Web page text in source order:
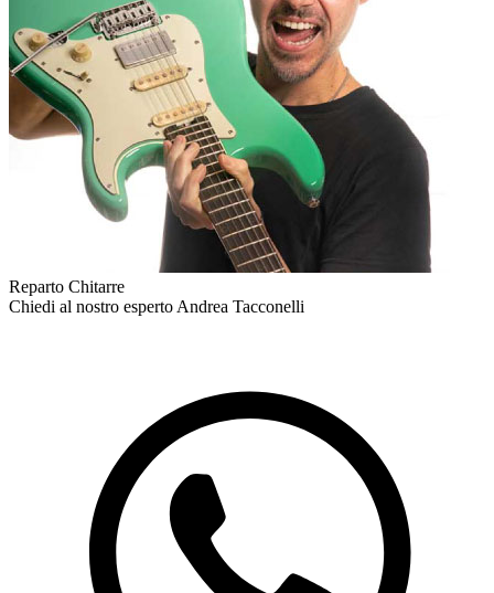
Reparto Chitarre
Chiedi al nostro espertoAndrea Tacconelli